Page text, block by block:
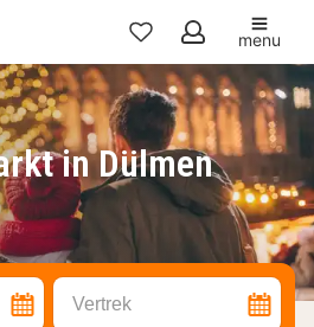
Mijn
favorieten
menu
in Dülmen
Vertrek